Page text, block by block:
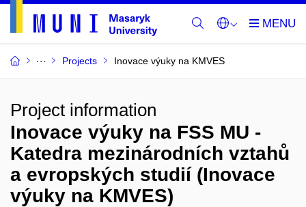
Projects Inovace výuky na KMVES
Project information
Inovace výuky na FSS MU -
Katedra mezinárodních vztahů
a evropských studií (Inovace
výuky na KMVES)